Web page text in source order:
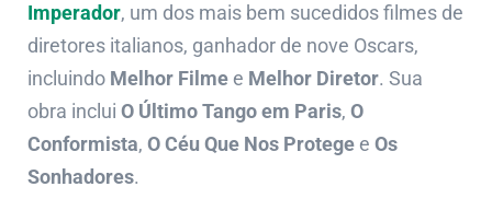
Imperador, um dos mais bem sucedidos filmes de
diretores italianos, ganhador de nove Oscars,
incluindo Melhor Filme e Melhor Diretor. Sua
obra inclui O Último Tango em Paris, O
Conformista, O Céu Que Nos Protege e Os
Sonhadores.